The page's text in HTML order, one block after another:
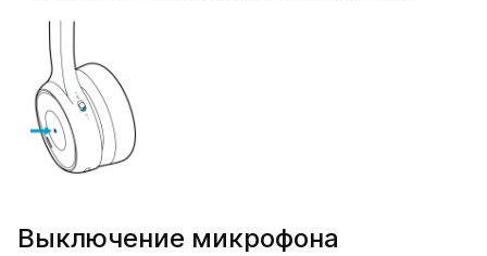
Выключение микрофона